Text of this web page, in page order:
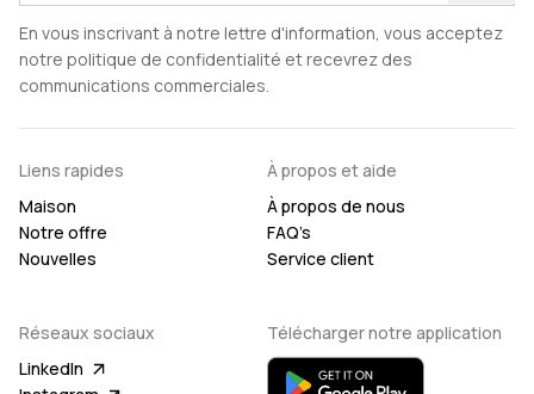
En vous inscrivant à notre lettre d'information, vous acceptez
notre politique de confidentialité et recevrez des
communications commerciales.
Liens rapides
Maison
Notre offre
Nouvelles
À propos et aide
À propos de nous
FAQ’s
Service client
Réseaux sociaux
LinkedIn
Télécharger notre application